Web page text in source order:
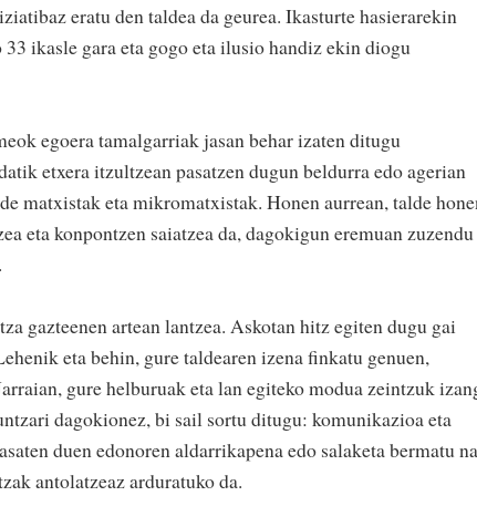
eratu den taldea da geurea. Ikasturte hasierarekin
ikasle gara eta gogo eta ilusio handiz ekin diogu
egoera tamalgarriak jasan behar izaten ditugu
etxera itzultzean pasatzen dugun beldurra edo agerian
matxistak eta mikromatxistak. Honen aurrean, talde
eta konpontzen saiatzea da, dagokigun eremuan zuzendu
gazteenen artean lantzea. Askotan hitz egiten dugu gai
eta behin, gure taldearen izena finkatu genuen,
gure helburuak eta lan egiteko modua zeintzuk
dagokionez, bi sail sortu ditugu: komunikazioa eta
duen edonoren aldarrikapena edo salaketa bermatu
antolatzeaz arduratuko da.